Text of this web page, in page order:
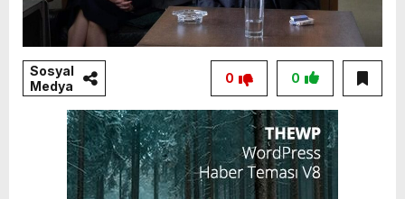
Sosyal
Medya
0
0